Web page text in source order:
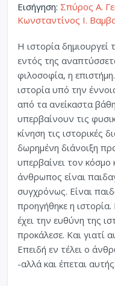
Εισήγηση: Σπύρος Α.
Κωνσταντίνος Ι.
Η ιστορία δημιουργεί
εντός της
φιλοσοφία, η
ιστορία υπό την
από τα ανείκαστα
υπερβαίνουν τις
κίνηση τις ιστορικές
δωρημένη διάνοιξη
υπερβαίνει τον κόσμο
άνθρωπος είναι
συγχρόνως. Είναι
προηγήθηκε η
έχει την ευθύνη της
προκάλεσε. Και γιατί
Επειδή εν τέλει ο
-αλλά και έπεται αυτής.